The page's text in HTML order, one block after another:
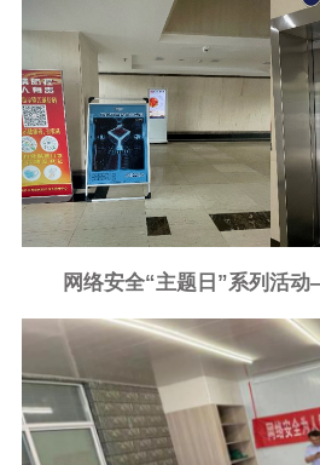
网络安全“主题日”系列活